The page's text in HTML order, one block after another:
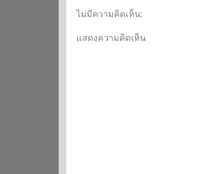
ไม่มีความคิดเห็น:
แสดงความคิดเห็น